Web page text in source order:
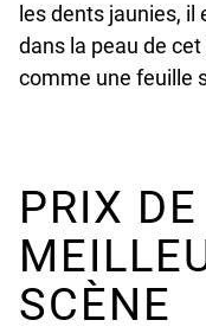
les dents jaunies,
dans la peau de
comme une feuille
PRIX
SCÈNE